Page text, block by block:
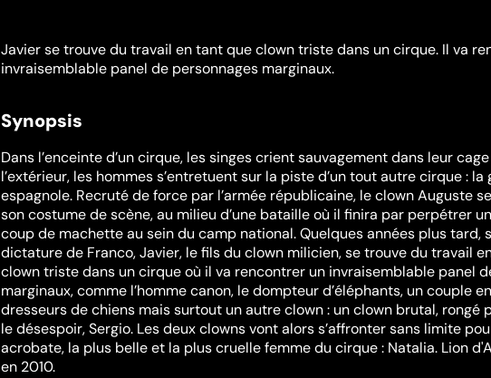
Javier se trouve du travail en tant que clown triste dans un cirque. Il va
invraisemblable panel de personnages marginaux.
Synopsis
Dans l’enceinte d’un cirque, les singes crient sauvagement dans leur
l’extérieur, les hommes s’entretuent sur la piste d’un tout autre cirque :
espagnole. Recruté de force par l’armée républicaine, le clown Auguste
son costume de scène, au milieu d’une bataille où il finira par perpétrer
coup de machette au sein du camp national. Quelques années plus tard,
dictature de Franco, Javier, le fils du clown milicien, se trouve du travail
clown triste dans un cirque où il va rencontrer un invraisemblable panel
marginaux, comme l’homme canon, le dompteur d’éléphants, un couple
dresseurs de chiens mais surtout un autre clown : un clown brutal, rongé
le désespoir, Sergio. Les deux clowns vont alors s’affronter sans limite
acrobate, la plus belle et la plus cruelle femme du cirque : Natalia. Lion
en 2010.